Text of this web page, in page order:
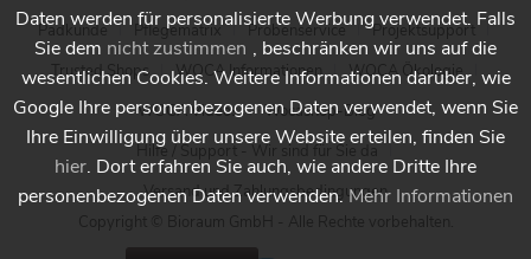
Padkunde
Pflegematrix Probenservice
Projektsupport
Trusted Shops
WOCA Informationen
WOCA Ökologie
WOCA Videos
Wocashop-Blog
Hilfe / Support - Wir sind für Sie da
Versand und Zahlungsbedingungen
Daten werden für personalisierte Werbung verwendet. Falls
Sie dem nicht zustimmen , beschränken wir uns auf die
wesentlichen Cookies. Weitere Informationen darüber, wie
Google Ihre personenbezogenen Daten verwendet, wenn Sie
Ihre Einwilligung über unsere Website erteilen, finden Sie
hier. Dort erfahren Sie auch, wie andere Dritte Ihre
personenbezogenen Daten verwenden. Mehr Informationen